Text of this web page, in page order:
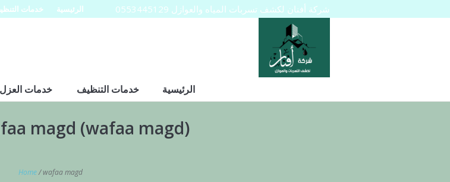
الرئيسية خدمات شركة أفنان لكشف تسربات المياه والعوازل 0553445129
الرئيسية خدمات التنظيف خدمات العزل
magd (wafaa magd)
Home/wafaa magd